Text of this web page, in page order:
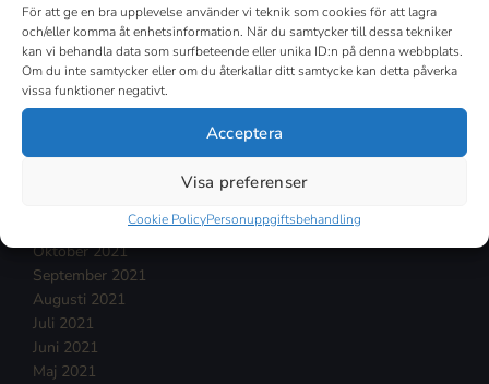
För att ge en bra upplevelse använder vi teknik som cookies för att lagra
och/eller komma åt enhetsinformation. När du samtycker till dessa tekniker
kan vi behandla data som surfbeteende eller unika ID:n på denna webbplats.
Om du inte samtycker eller om du återkallar ditt samtycke kan detta påverka
vissa funktioner negativt.
Acceptera
Visa preferenser
Cookie PolicyPersonuppgiftsbehandling
Augusti 2022
Juli 2022
Juni 2022
Maj 2022
April 2022
Februari 2022
November 2021
Oktober 2021
September 2021
Augusti 2021
Juli 2021
Juni 2021
Maj 2021